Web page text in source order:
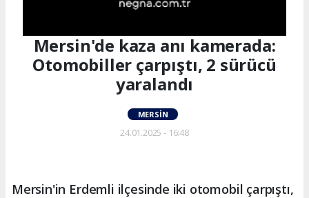
Mersin'de kaza anı kamerada:
Otomobiller çarpıştı, 2 sürücü
yaralandı
MERSIN
24.01.2025 - 16:48
Mersin'in Erdemli ilçesinde iki otomobil çarpıştı,